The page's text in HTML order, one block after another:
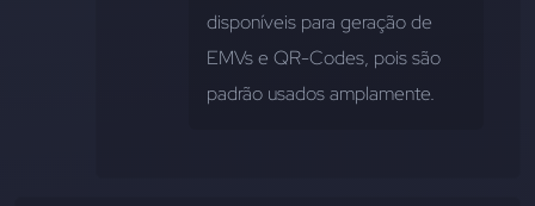
disponíveis para geração de
EMVs e QR-Codes, pois são
padrão usados amplamente.